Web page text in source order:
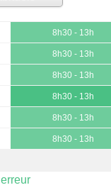
8h30 - 13h
8h30 - 13h
8h30 - 13h
8h30 - 13h
8h30 - 13h
8h30 - 13h